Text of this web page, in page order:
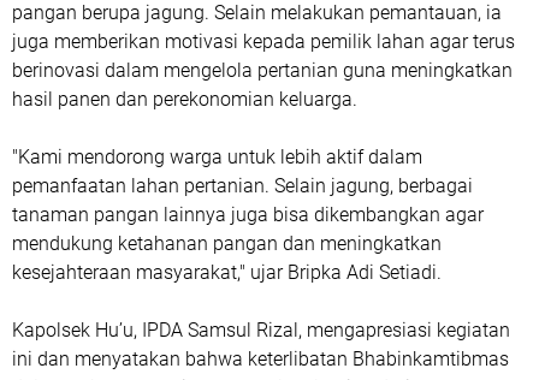
pangan berupa jagung. Selain melakukan pemantauan, ia
juga memberikan motivasi kepada pemilik lahan agar terus
berinovasi dalam mengelola pertanian guna meningkatkan
hasil panen dan perekonomian keluarga.
"Kami mendorong warga untuk lebih aktif dalam
pemanfaatan lahan pertanian. Selain jagung, berbagai
tanaman pangan lainnya juga bisa dikembangkan agar
mendukung ketahanan pangan dan meningkatkan
kesejahteraan masyarakat," ujar Bripka Adi Setiadi.
Kapolsek Hu’u, IPDA Samsul Rizal, mengapresiasi kegiatan
ini dan menyatakan bahwa keterlibatan Bhabinkamtibmas